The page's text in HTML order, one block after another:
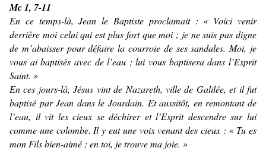
Mc 1, 7-11
En ce temps-là, Jean le Baptiste proclamait : « Voici venir
derrière moi celui qui est plus fort que moi ; je ne suis pas digne
de m’abaisser pour défaire la courroie de ses sandales. Moi, je
vous ai baptisés avec de l’eau ; lui vous baptisera dans l’Esprit
Saint. »
En ces jours-là, Jésus vint de Nazareth, ville de Galilée, et il fut
baptisé par Jean dans le Jourdain. Et aussitôt, en remontant de
l’eau, il vit les cieux se déchirer et l’Esprit descendre sur lui
comme une colombe. Il y eut une voix venant des cieux : « Tu es
mon Fils bien-aimé ; en toi, je trouve ma joie. »